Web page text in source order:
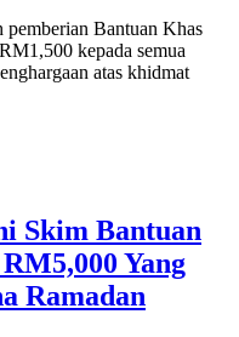
pemberian Bantuan Khas
kepada semua
atas khidmat
Skim Bantuan
Yang
Ramadan